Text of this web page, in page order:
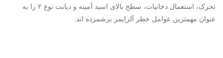
تحرک، استعمال دخانیات، سطح بالای اسید آمینه و دیابت نوع ۲ را به
عنوان مهمترین عوامل خطر آلزایمر برشمرده اند.